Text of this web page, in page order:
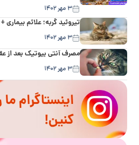
۳ مهر ۱۴۰۲
تیروئید گربه؛ علائم بیماری
۳ مهر ۱۴۰۲
مصرف آنتی بیوتیک بعد از
۳ مهر ۱۴۰۲